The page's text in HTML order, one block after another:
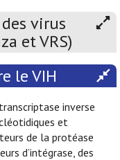
virus
et VRS)
le VIH
inverse
et
de la protéase
d’intégrase, des